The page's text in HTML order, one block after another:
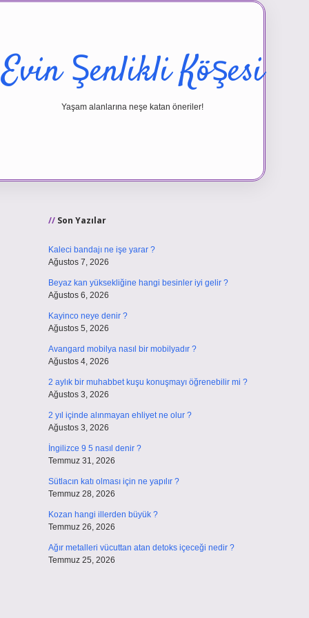
Evin Şenlikli Köşesi
Yaşam alanlarına neşe katan öneriler!
Son Yazılar
Kaleci bandajı ne işe yarar ?
Ağustos 7, 2026
Beyaz kan yüksekliğine hangi besinler iyi gelir ?
Ağustos 6, 2026
Kayinco neye denir ?
Ağustos 5, 2026
Avangard mobilya nasıl bir mobilyadır ?
Ağustos 4, 2026
2 aylık bir muhabbet kuşu konuşmayı öğrenebilir mi ?
Ağustos 3, 2026
2 yıl içinde alınmayan ehliyet ne olur ?
Ağustos 3, 2026
İngilizce 9 5 nasıl denir ?
Temmuz 31, 2026
Sütlacın katı olması için ne yapılır ?
Temmuz 28, 2026
Kozan hangi illerden büyük ?
Temmuz 26, 2026
Ağır metalleri vücuttan atan detoks içeceği nedir ?
Temmuz 25, 2026